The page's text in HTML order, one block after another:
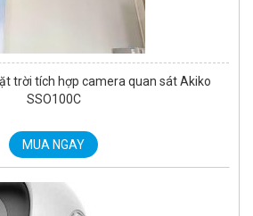
trời tích hợp camera quan sát Akiko
SSO100C
MUA NGAY